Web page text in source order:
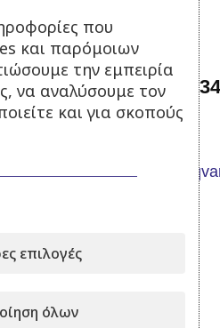
Χειρόμιζα Husqvarna
351-353 Aftermarket
Προσθήκη στο καλάθι
που
και παρόμοιων
την εμπειρία
να αναλύσουμε τον
και για σκοπούς
επιλογές
όλων